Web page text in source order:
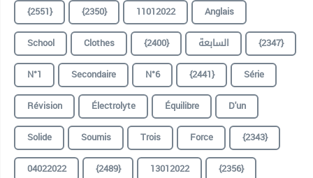
{2551}
{2350} 11012022
Anglais
School
Clothes {2400} السابعة
{2347}
N°1
Secondaire N°6 {2441}
Série
Révision
Électrolyte Équilibre
D'un
Solide
Soumis Trois Force
{2343}
04022022
{2489} 13012022
{2356}